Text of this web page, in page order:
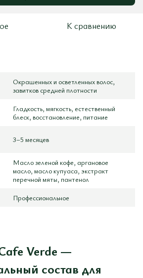
К сравнению
Окрашенных и осветленных волос,
завитков средней плотности
Гладкость, мягкость, естественный
блеск, восстановление, питание
3–5 месяцев
Масло зеленой кофе, аргановое
масло, масло купуаса, экстракт
перечной мяты, пантенол
Профессиональное
Verde —
состав для